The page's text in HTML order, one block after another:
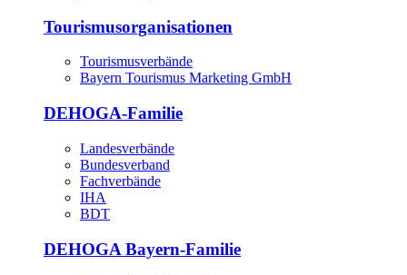
Tourismusorganisationen
Tourismusverbände
Bayern Tourismus Marketing GmbH
DEHOGA-Familie
Landesverbände
Bundesverband
Fachverbände
IHA
BDT
DEHOGA Bayern-Familie